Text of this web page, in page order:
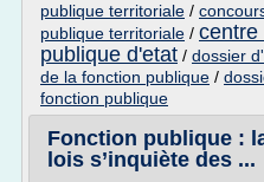
publique territoriale /
publique territoriale / centre
publique d'etat / dossier
de la fonction publique /
fonction publique
Fonction publique :
lois s’inquiète des ...